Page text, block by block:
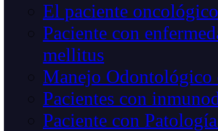
El paciente oncológico
Paciente con
mellitus
Manejo Odontológico
Pacientes con
Paciente con